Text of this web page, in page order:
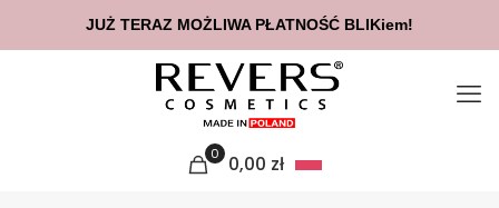
0 0,00 zł
JUŻ TERAZ MOŻLIWA PŁATNOŚĆ BLIKiem!